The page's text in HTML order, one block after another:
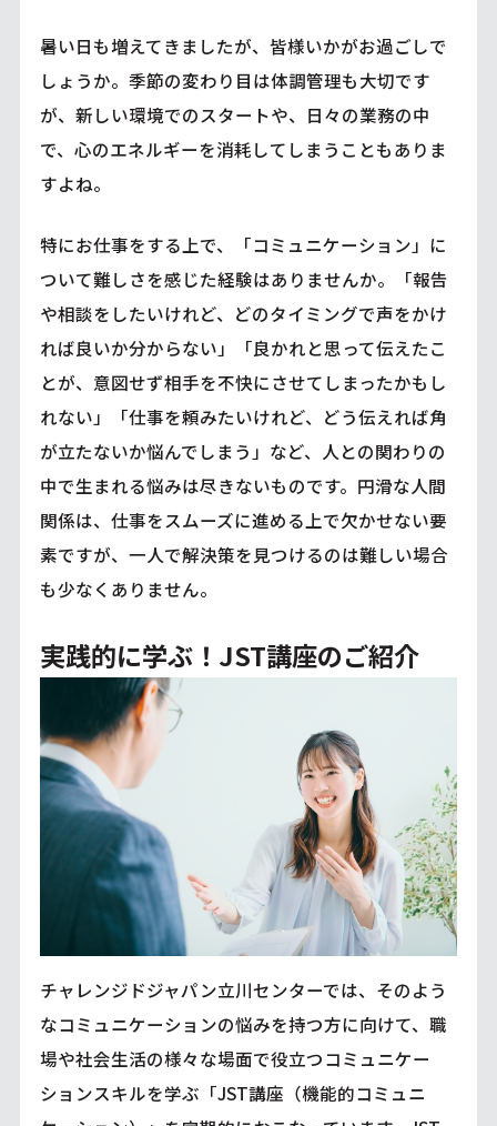
暑い日も増えてきましたが、皆様いかがお過ごしで
しょうか。季節の変わり目は体調管理も大切です
が、新しい環境でのスタートや、日々の業務の中
で、心のエネルギーを消耗してしまうこともありま
すよね。
特にお仕事をする上で、「コミュニケーション」に
ついて難しさを感じた経験はありませんか。「報告
や相談をしたいけれど、どのタイミングで声をかけ
れば良いか分からない」「良かれと思って伝えたこ
とが、意図せず相手を不快にさせてしまったかもし
れない」「仕事を頼みたいけれど、どう伝えれば角
が立たないか悩んでしまう」など、人との関わりの
中で生まれる悩みは尽きないものです。円滑な人間
関係は、仕事をスムーズに進める上で欠かせない要
素ですが、一人で解決策を見つけるのは難しい場合
も少なくありません。
実践的に学ぶ！JST講座のご紹介
チャレンジドジャパン立川センターでは、そのよう
なコミュニケーションの悩みを持つ方に向けて、職
場や社会生活の様々な場面で役立つコミュニケー
ションスキルを学ぶ「JST講座（機能的コミュニ